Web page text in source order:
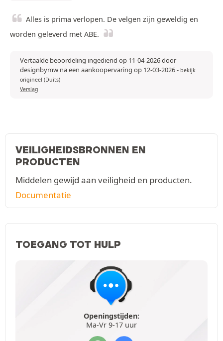
Alles is prima verlopen. De velgen zijn geweldig en
worden geleverd met ABE.
Vertaalde beoordeling ingediend op 11-04-2026 door
designbymw na een aankoopervaring op 12-03-2026- bekijk
origineel (Duits)
Verslag
VEILIGHEIDSBRONNEN EN
PRODUCTEN
Middelen gewijd aan veiligheid en producten.
Documentatie
TOEGANG TOT HULP
Openingstijden:
Ma-Vr 9-17 uur